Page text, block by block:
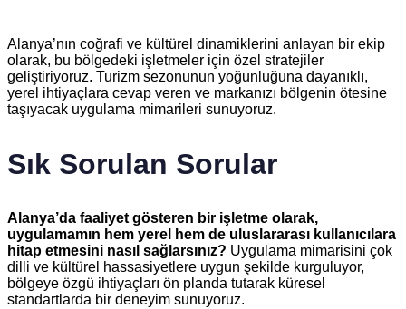
Alanya’nın coğrafi ve kültürel dinamiklerini anlayan bir ekip
olarak, bu bölgedeki işletmeler için özel stratejiler
geliştiriyoruz. Turizm sezonunun yoğunluğuna dayanıklı,
yerel ihtiyaçlara cevap veren ve markanızı bölgenin ötesine
taşıyacak uygulama mimarileri sunuyoruz.
Sık Sorulan Sorular
Alanya’da faaliyet gösteren bir işletme olarak,
uygulamamın hem yerel hem de uluslararası kullanıcılara
hitap etmesini nasıl sağlarsınız? Uygulama mimarisini çok
dilli ve kültürel hassasiyetlere uygun şekilde kurguluyor,
bölgeye özgü ihtiyaçları ön planda tutarak küresel
standartlarda bir deneyim sunuyoruz.